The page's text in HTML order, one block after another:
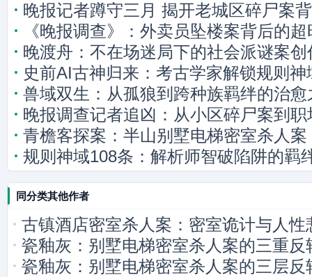
晚报记者蹲守三月 揭开老城区碎尸案
《晚报调查》：外卖员坠楼案背后的
晚渡舟：不在场迷局下的社会派谜案创
史前AI古神归来：考古学家解锁规则神
兽域双生：从孤狼到跨种族羁绊的治愈
晚报调查记者追凶：从小区碎尸案到
青檐客探案：半山别墅电梯密室杀人案
规则神域108条：解析师智破陷阱的羁
同分类其他作者
古镇酒店密室杀人案：密室诡计与人性
瓷釉灰：别墅电梯密室杀人案的三重反
瓷釉灰：别墅电梯密室杀人案的三层反